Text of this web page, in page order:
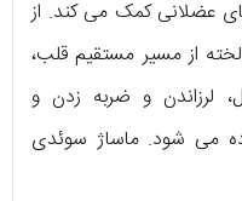
عضلانی کمک می کند. از
از مسیر مستقیم قلب،
لرزاندن و ضربه زدن و
می شود. ماساژ سوئدی